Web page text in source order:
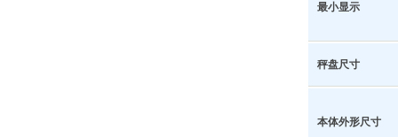
最小显示
秤盘尺寸
本体外形尺寸